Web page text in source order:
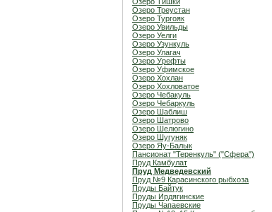
Озеро Треустан
Озеро Тургояк
Озеро Увильды
Озеро Уелги
Озеро Узункуль
Озеро Улагач
Озеро Урефты
Озеро Уфимское
Озеро Хохлан
Озеро Хохловатое
Озеро Чебакуль
Озеро Чебаркуль
Озеро Шаблиш
Озеро Шатрово
Озеро Шелюгино
Озеро Шугуняк
Озеро Яу-Балык
Пансионат "Теренкуль" ("Сфера")
Пруд Камбулат
Пруд Медведевский
Пруд №9 Карасинского рыбхоза
Пруды Байтук
Пруды Ирдягинские
Пруды Чапаевские